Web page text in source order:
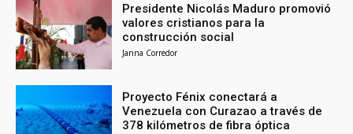
Presidente Nicolás Maduro promovió
valores cristianos para la
construcción social
Janna Corredor
Proyecto Fénix conectará a
Venezuela con Curazao a través de
378 kilómetros de fibra óptica